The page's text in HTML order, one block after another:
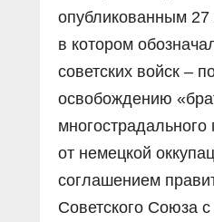
опубликованным
в котором
советских войск –
освобождению
многострадального
от немецкой
соглашением
Советского Союза